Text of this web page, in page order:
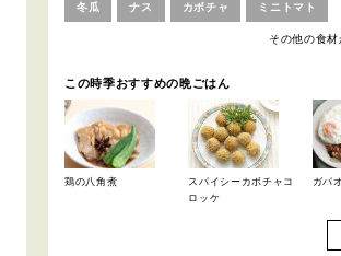
冬瓜 ナス カボチャ ミニトマト
その他の食
この時季おすすめの晩ごはん
鶏の八角煮
スパイシーカボチャコ
ロッケ
ガパ